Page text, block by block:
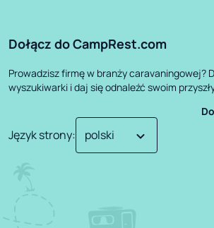
Dołącz do CampRest.com
Prowadzisz firmę w branży caravaningowej?
wyszukiwarki i daj się odnaleźć swoim
Język strony: